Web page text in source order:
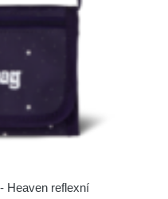
Heaven reflexní